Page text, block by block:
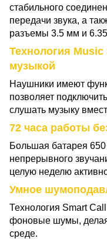
стабильного
передачи звука, а
разъемы 3.5 мм и
Технология
музыкой
Наушники имеют
позволяет
слушать музыку
72 часа работы
Большая батарея
непрерывного
целую неделю
Умное
Технология Smart
фоновые шумы,
среде.